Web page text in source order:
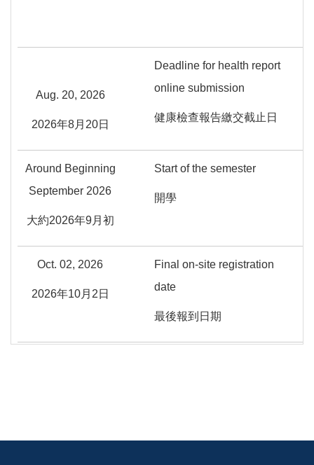
Aug. 20, 2026
2026年8月20日
Deadline for health report
online submission
健康檢查報告繳交截止日
Around Beginning
September 2026
大約2026年9月初
Start of the semester
開學
Oct. 02, 2026
2026年10月2日
Final on-site registration
date
最後報到日期